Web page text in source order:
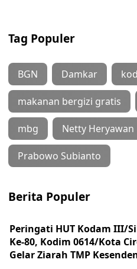
Tag Populer
BGN Damkar
makanan bergizi gratis
mbg Netty Heryawan
Prabowo Subianto
Berita Populer
Peringati HUT Kodam III/
Ke-80, Kodim 0614/Kota
Gelar Ziarah TMP